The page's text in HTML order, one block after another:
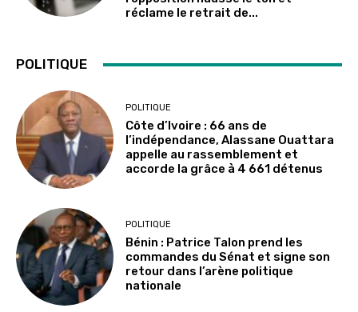
réclame le retrait de...
POLITIQUE
POLITIQUE
Côte d’Ivoire : 66 ans de
l’indépendance, Alassane Ouattara
appelle au rassemblement et
accorde la grâce à 4 661 détenus
POLITIQUE
Bénin : Patrice Talon prend les
commandes du Sénat et signe son
retour dans l’arène politique
nationale